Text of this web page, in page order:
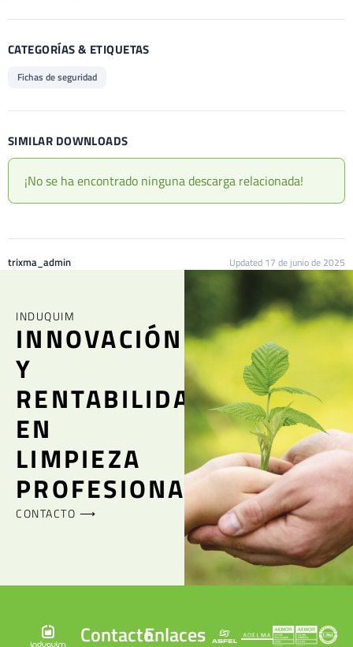
CATEGORÍAS & ETIQUETAS
Fichas de seguridad
SIMILAR DOWNLOADS
¡No se ha encontrado ninguna descarga relacionada!
trixma_admin Updated 17 de junio de 2025
INDUQUIM
INNOVACIÓN
Y
RENTABILIDAD
EN
LIMPIEZA
PROFESIONAL
CONTACTO ⟶
ContactoEnlaces